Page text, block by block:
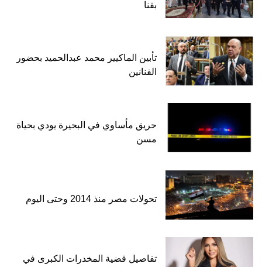
بقنا
تأبين الماكيير محمد عبدالحميد بحضور
الفنانين
حريق مأساوي في البحيرة يودي بحياة
مسن
تحولات مصر منذ 2014 وحتى اليوم
تفاصيل قضية المخدرات الكبرى في